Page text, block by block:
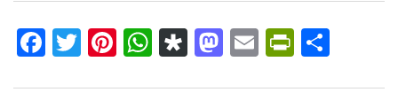
Facebook
Twitter
Pinterest
WhatsApp
Diaspora
Mastodon
Email